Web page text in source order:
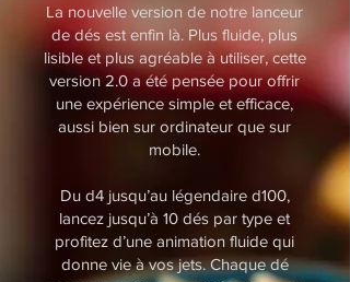
La nouvelle version de notre lanceur
de dés est enfin là. Plus fluide, plus
lisible et plus agréable à utiliser, cette
version 2.0 a été pensée pour offrir
une expérience simple et efficace,
aussi bien sur ordinateur que sur
mobile.
Du d4 jusqu’au légendaire d100,
lancez jusqu’à 10 dés par type et
profitez d’une animation fluide qui
donne vie à vos jets. Chaque dé